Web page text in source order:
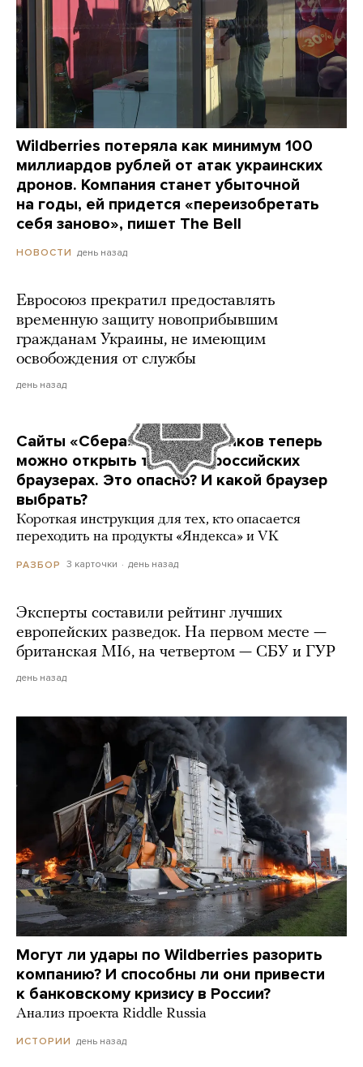
Wildberries потеряла как минимум 100
миллиардов рублей от атак украинских
дронов. Компания станет убыточной
на годы, ей придется «переизобретать
себя заново», пишет The Bell
НОВОСТИ день назад
Евросоюз прекратил предоставлять
временную защиту новоприбывшим
гражданам Украины, не имеющим
освобождения от службы
день назад
Сайты «Сбера» и других банков теперь
можно открыть только в российских
браузерах. Это опасно? И какой браузер
выбрать?
Короткая инструкция для тех, кто опасается
переходить на продукты «Яндекса» и VK
РАЗБОР 3 карточки день назад
Эксперты составили рейтинг лучших
европейских разведок. На первом месте —
британская MI6, на четвертом — СБУ и ГУР
день назад
Могут ли удары по Wildberries разорить
компанию? И способны ли они привести
к банковскому кризису в России?
Анализ проекта Riddle Russia
ИСТОРИИ день назад